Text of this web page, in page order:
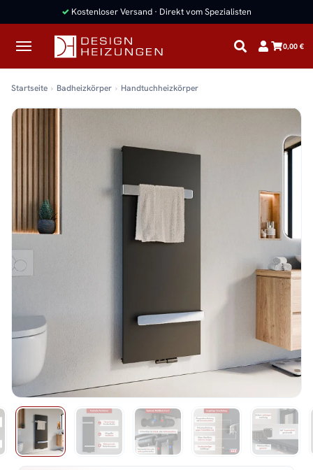
✓ Kostenloser Versand · Direkt vom Spezialisten
0,00 €
Startseite Badheizkörper Handtuchheizkörper